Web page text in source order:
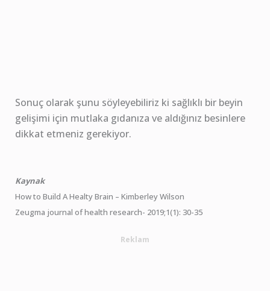
Sonuç olarak şunu söyleyebiliriz ki sağlıklı bir beyin
gelişimi için mutlaka gıdanıza ve aldığınız besinlere
dikkat etmeniz gerekiyor.
Kaynak
How to Build A Healty Brain – Kimberley Wilson
Zeugma journal of health research- 2019;1(1): 30-35
Reklam